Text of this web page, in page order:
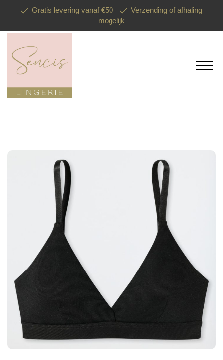
Gratis levering vanaf €50
Verzending of afhaling
mogelijk